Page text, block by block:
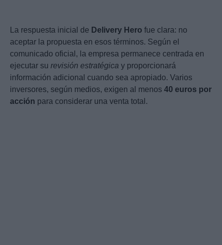
La respuesta inicial de Delivery Hero fue clara: no
aceptar la propuesta en esos términos. Según el
comunicado oficial, la empresa permanece centrada en
ejecutar su revisión estratégica y proporcionará
información adicional cuando sea apropiado. Varios
inversores, según medios, exigen al menos 40 euros por
acción para considerar una venta total.